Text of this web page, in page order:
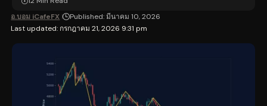
Last updated: กรกฎาคม 21, 2026 9:31 pm
อ.บอม iCafeFX Published: มีนาคม 10, 2026